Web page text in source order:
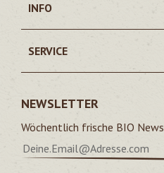
INFO
SERVICE
NEWSLETTER
Wöchentlich frische BIO News